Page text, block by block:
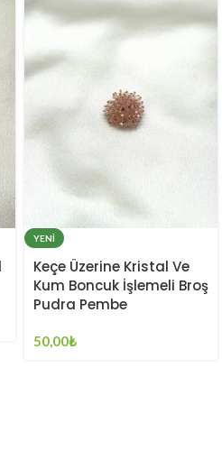
YENI
Keçe Üzerine Kristal Ve
Kum Boncuk İşlemeli Broş
Pudra Pembe
50,00₺